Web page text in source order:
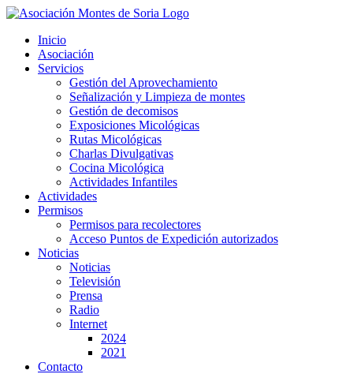
Saltar
contenido
Inicio
Asociación
Servicios
Gestión del Aprovechamiento
Señalización y Limpieza de montes
Gestión de decomisos
Exposiciones Micológicas
Rutas Micológicas
Charlas Divulgativas
Cocina Micológica
Actividades Infantiles
Actividades
Permisos
Permisos para recolectores
Acceso Puntos de Expedición autorizados
Noticias
Noticias
Televisión
Prensa
Radio
Internet
2024
2021
Contacto